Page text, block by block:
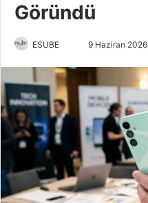
Göründü
ESUBE
s
t
a
9 Haziran 2026